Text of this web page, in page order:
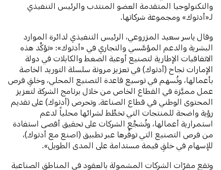
والتكنولوجيا المتقدمة العضو المنتدب والرئيس التنفيذي
لـ«أدنوك» ومجموعة شركاتها.
وقال ياسر سعيد المزروعي، الرئيس التنفيذي لدائرة الموارد
البشرية والدعم المؤسَّسي والتجاري في «أدنوك»: «تؤكِّد هذه
الاتفاقيات الإطارية لتصنيع أوعية الضغط والكابلات في دولة
الإمارات نجاح (أدنوك) في تعزيز مرونة سلسلة التوريد الخاصة
بأعمالها، وتُسهم في توسيع قاعدة التصنيع المحلي، وخلقِ فرص
عمل مميَّزة في القطاع الخاص من خلال برنامج الشركة لتعزيز
المحتوى الوطني في قطاع الصناعة. وتحرص (أدنوك) على تقديم
رؤية واضحة للمنتجات التي تخطِّط لشرائها محلياً لدعم
استمرارية أعمالها، وتُشجِّع الشركات على تحقيق أقصى استفادة
من فرص التصنيع التي توفِّرها عبر تطبيق (اصنع مع أدنوك)،
للإسهام في خلقِ قيمة مستدامة على المدى الطويل».
وتقع مقرّات الشركات المشمولة بالعقود في المناطق الصناعية